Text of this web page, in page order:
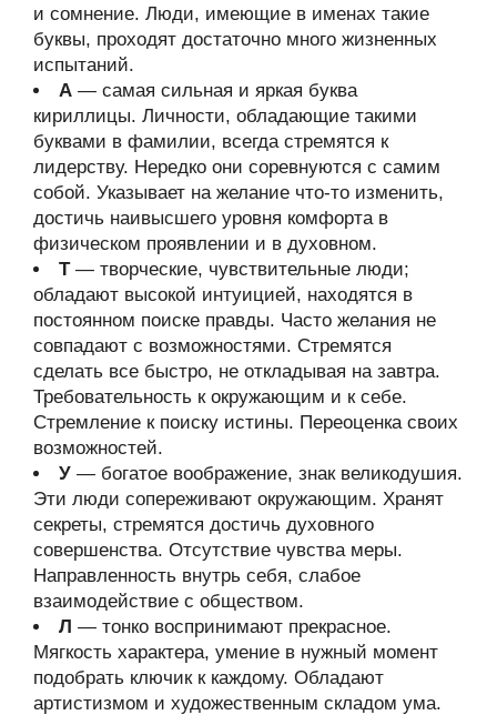
и сомнение. Люди, имеющие в именах такие
буквы, проходят достаточно много жизненных
испытаний.
А — самая сильная и яркая буква
кириллицы. Личности, обладающие такими
буквами в фамилии, всегда стремятся к
лидерству. Нередко они соревнуются с самим
собой. Указывает на желание что-то изменить,
достичь наивысшего уровня комфорта в
физическом проявлении и в духовном.
Т— творческие, чувствительные люди;
обладают высокой интуицией, находятся в
постоянном поиске правды. Часто желания не
совпадают с возможностями. Стремятся
сделать все быстро, не откладывая на завтра.
Требовательность к окружающим и к себе.
Стремление к поиску истины. Переоценка своих
возможностей.
У — богатое воображение, знак великодушия.
Эти люди сопереживают окружающим. Хранят
секреты, стремятся достичь духовного
совершенства. Отсутствие чувства меры.
Направленность внутрь себя, слабое
взаимодействие с обществом.
Л — тонко воспринимают прекрасное.
Мягкость характера, умение в нужный момент
подобрать ключик к каждому. Обладают
артистизмом и художественным складом ума.